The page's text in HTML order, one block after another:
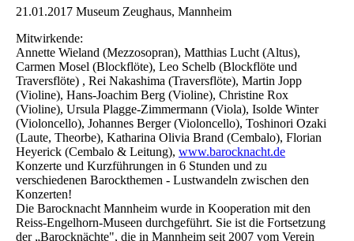
21.01.2017 Museum Zeughaus, Mannheim
Mitwirkende:
Annette Wieland (Mezzosopran), Matthias Lucht (Altus),
Carmen Mosel (Blockflöte), Leo Schelb (Blockflöte und
Traversflöte) , Rei Nakashima (Traversflöte), Martin Jopp
(Violine), Hans-Joachim Berg (Violine), Christine Rox
(Violine), Ursula Plagge-Zimmermann (Viola), Isolde Winter
(Violoncello), Johannes Berger (Violoncello), Toshinori Ozaki
(Laute, Theorbe), Katharina Olivia Brand (Cembalo), Florian
Heyerick (Cembalo & Leitung), www.barocknacht.de
Konzerte und Kurzführungen in 6 Stunden und zu
verschiedenen Barockthemen - Lustwandeln zwischen den
Konzerten!
Die Barocknacht Mannheim wurde in Kooperation mit den
Reiss-Engelhorn-Museen durchgeführt. Sie ist die Fortsetzung
der „Barocknächte", die in Mannheim seit 2007 vom Verein